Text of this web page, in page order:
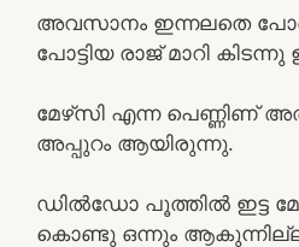
അവസാനം ഇന്നലതെ
പോട്ടിയ രാജ് മാറി കിടന്നു
മേഴ്‌സി എന്ന പെണ്ണിണ്
അപ്പുറം ആയിരുന്നു.
ഡിൽഡോ പൂത്തിൽ ഇട്ട
കൊണ്ടു ഒന്നും